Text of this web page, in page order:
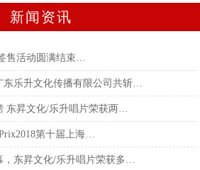
新闻资讯
售活动圆满结束…
东乐升文化传播有限公司共斩…
东昇文化/乐升唱片荣获两…
第十届上海…
，东昇文化/乐升唱片荣获多…